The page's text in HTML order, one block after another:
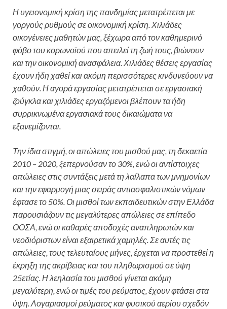
Η υγειονομική κρίση της πανδημίας μετατρέπεται με
γοργούς ρυθμούς σε οικονομική κρίση. Χιλιάδες
οικογένειες μαθητών μας, ξέχωρα από τον καθημερινό
φόβο του κορωνοϊού που απειλεί τη ζωή τους, βιώνουν
και την οικονομική ανασφάλεια. Χιλιάδες θέσεις εργασίας
έχουν ήδη χαθεί και ακόμη περισσότερες κινδυνεύουν να
χαθούν. Η αγορά εργασίας μετατρέπεται σε εργασιακή
ζούγκλα και χιλιάδες εργαζόμενοι βλέπουν τα ήδη
συρρικνωμένα εργασιακά τους δικαιώματα να
εξανεμίζονται.
Την ίδια στιγμή, οι απώλειες του μισθού μας, τη δεκαετία
2010 – 2020, ξεπερνούσαν το 30%, ενώ οι αντίστοιχες
απώλειες στις συντάξεις μετά τη λαίλαπα των μνημονίων
και την εφαρμογή μιας σειράς αντιασφαλιστικών νόμων
έφτασε το 50%. Οι μισθοί των εκπαιδευτικών στην Ελλάδα
παρουσιάζουν τις μεγαλύτερες απώλειες σε επίπεδο
ΟΟΣΑ, ενώ οι καθαρές αποδοχές αναπληρωτών και
νεοδιόριστων είναι εξαιρετικά χαμηλές. Σε αυτές τις
απώλειες, τους τελευταίους μήνες, έρχεται να προστεθεί η
έκρηξη της ακρίβειας και του πληθωρισμού σε ύψη
25ετίας. Η λεηλασία του μισθού γίνεται ακόμη
μεγαλύτερη, ενώ οι τιμές του ρεύματος, έχουν φτάσει στα
ύψη. Λογαριασμοί ρεύματος και φυσικού αερίου σχεδόν